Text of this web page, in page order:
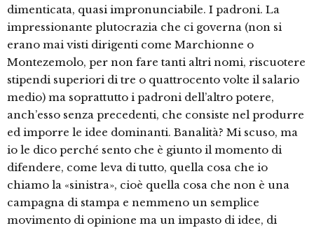
dimenticata, quasi impronunciabile. I padroni. La
impressionante plutocrazia che ci governa (non si
erano mai visti dirigenti come Marchionne o
Montezemolo, per non fare tanti altri nomi, riscuotere
stipendi superiori di tre o quattrocento volte il salario
medio) ma soprattutto i padroni dell’altro potere,
anch’esso senza precedenti, che consiste nel produrre
ed imporre le idee dominanti. Banalità? Mi scuso, ma
io le dico perché sento che è giunto il momento di
difendere, come leva di tutto, quella cosa che io
chiamo la «sinistra», cioè quella cosa che non è una
campagna di stampa e nemmeno un semplice
movimento di opinione ma un impasto di idee, di